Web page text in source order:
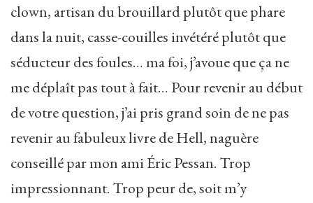
clown, artisan du brouillard plutôt que phare
dans la nuit, casse-couilles invétéré plutôt que
séducteur des foules… ma foi, j’avoue que ça ne
me déplaît pas tout à fait… Pour revenir au début
de votre question, j’ai pris grand soin de ne pas
revenir au fabuleux livre de Hell, naguère
conseillé par mon ami Éric Pessan. Trop
impressionnant. Trop peur de, soit m’y